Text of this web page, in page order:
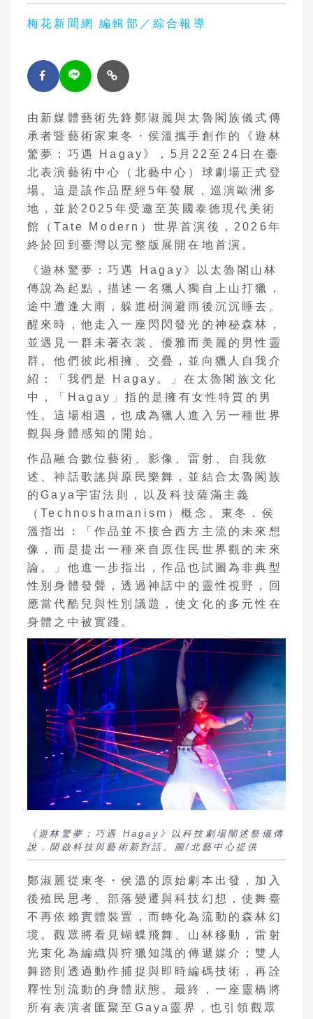
梅花新聞網 編輯部／綜合報導
由新媒體藝術先鋒鄭淑麗與太魯閣族儀式傳
承者暨藝術家東冬・侯溫攜手創作的《遊林
驚夢：巧遇 Hagay》，5月22至24日在臺
北表演藝術中心（北藝中心）球劇場正式登
場。這是該作品歷經5年發展，巡演歐洲多
地，並於2025年受邀至英國泰德現代美術
館（Tate Modern）世界首演後，2026年
終於回到臺灣以完整版展開在地首演。
《遊林驚夢：巧遇 Hagay》以太魯閣山林
傳說為起點，描述一名獵人獨自上山打獵，
途中遭逢大雨，躲進樹洞避雨後沉沉睡去。
醒來時，他走入一座閃閃發光的神秘森林，
並遇見一群未著衣裳、優雅而美麗的男性靈
群。他們彼此相擁、交疊，並向獵人自我介
紹：「我們是 Hagay。」在太魯閣族文化
中，「Hagay」指的是擁有女性特質的男
性。這場相遇，也成為獵人進入另一種世界
觀與身體感知的開始。
作品融合數位藝術、影像、雷射、自我敘
述、神話歌謠與原民樂舞，並結合太魯閣族
的Gaya宇宙法則，以及科技薩滿主義
（Technoshamanism）概念。東冬．侯
溫指出：「作品並不接合西方主流的未來想
像，而是提出一種來自原住民世界觀的未來
論。」他進一步指出，作品也試圖為非典型
性別身體發聲，透過神話中的靈性視野，回
應當代酷兒與性別議題，使文化的多元性在
身體之中被實踐。
《遊林驚夢：巧遇 Hagay》以科技劇場闡述祭儀傳
說，開啟科技與藝術新對話。圖/北藝中心提供
鄭淑麗從東冬・侯溫的原始劇本出發，加入
後殖民思考、部落變遷與科技幻想，使舞臺
不再依賴實體裝置，而轉化為流動的森林幻
境。觀眾將看見蝴蝶飛舞、山林移動，雷射
光束化為編織與狩獵知識的傳遞媒介；雙人
舞踏則透過動作捕捉與即時編碼技術，再詮
釋性別流動的身體狀態。最終，一座靈橋將
所有表演者匯聚至Gaya靈界，也引領觀眾